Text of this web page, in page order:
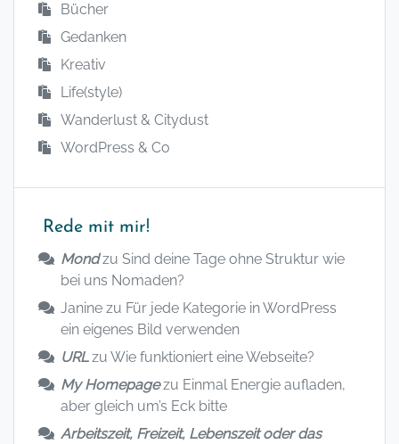
Bücher
Gedanken
Kreativ
Life(style)
Wanderlust & Citydust
WordPress & Co
Rede mit mir!
Mondzu Sind deine Tage ohne Struktur wie
bei uns Nomaden?
Janine zu Für jede Kategorie in WordPress
ein eigenes Bild verwenden
URLzu Wie funktioniert eine Webseite?
My Homepagezu Einmal Energie aufladen,
aber gleich um’s Eck bitte
Arbeitszeit, Freizeit, Lebenszeit oder das